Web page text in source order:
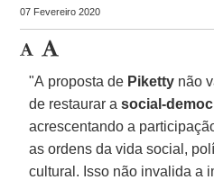
07 Fevereiro 2020
"A proposta de Piketty não
de restaurar asocial-
acrescentando a
as ordens da vida social,
cultural. Isso não invalida a